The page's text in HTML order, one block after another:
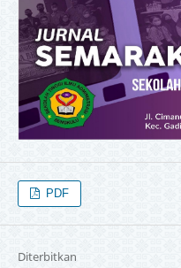
PDF
Diterbitkan